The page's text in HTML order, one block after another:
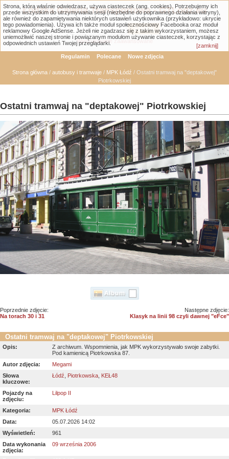
Łódzka Galeria Transportowa - GTLodz.eu
Wyszukiwanie zaawansowane
Regulamin Polecane Nowe zdjęcia
Strona główna / autobusy i tramwaje / MPK Łódź / Ostatni tramwaj na "deptakowej"
Piotrkowskiej
Ostatni tramwaj na "deptakowej" Piotrkowskiej
Poprzednie zdjęcie:
Na torach 30 i 31
Następne zdjęcie:
Klasyk na linii 98 czyli dawnej "eFce"
Ostatni tramwaj na "deptakowej" Piotrkowskiej
Opis:
Z archiwum. Wspomnienia, jak MPK wykorzystywało swoje zabytki.
Pod kamienicą Piotrkowska 87.
Autor zdjęcia:
Megami
Słowa
kluczowe:
Łódź Piotrkowska KEŁ48
Pojazdy na
zdjęciu:
Lilpop II
Kategoria:
MPK Łódź
Data:
05.07.2026 14:02
Wyświetleń:
961
Data wykonania
zdjęcia:
09 września 2006
Strona, którą właśnie odwiedzasz, używa ciasteczek (ang. cookies). Potrzebujemy ich
przede wszystkim do utrzymywania sesji (niezbędne do poprawnego działania witryny),
ale również do zapamiętywania niektórych ustawień użytkownika (przykładowo: ukrycie
tego powiadomienia). Używa ich także moduł społecznościowy Facebooka oraz moduł
reklamowy Google AdSense. Jeżeli nie zgadzasz się z takim wykorzystaniem, możesz
uniemożliwić naszej stronie i powiązanym modułom używanie ciasteczek, korzystając z
odpowiednich ustawień Twojej przeglądarki.
[zamknij]